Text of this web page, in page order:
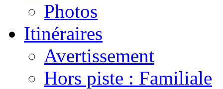
Photos
Itinéraires
Avertissement
Hors piste : Familiale